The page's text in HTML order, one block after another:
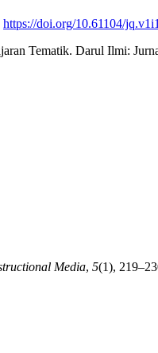
https://doi.org/10.61104/
Tematik. Darul Ilmi:
Media, 5(1),